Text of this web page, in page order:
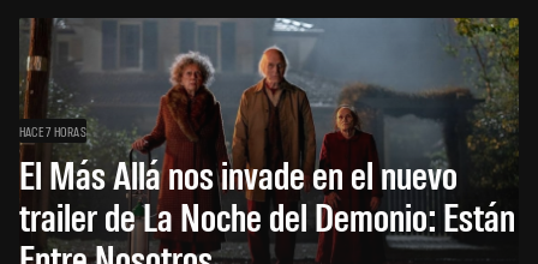
HACE 7 HORAS
El Más Allá nos invade en el nuevo
trailer de La Noche del Demonio: Están